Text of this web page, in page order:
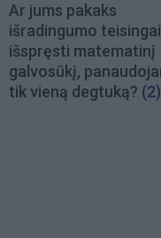
Ar jums pakaks
išradingumo teisingai
išspręsti matematinį
galvosūkį,
tik vieną degtuką? (2)